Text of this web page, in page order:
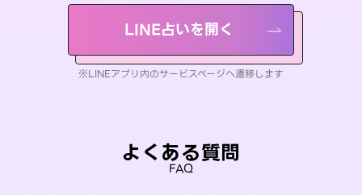
LINE占いを開く
※LINEアプリ内のサービスページへ遷移します
よくある質問
FAQ